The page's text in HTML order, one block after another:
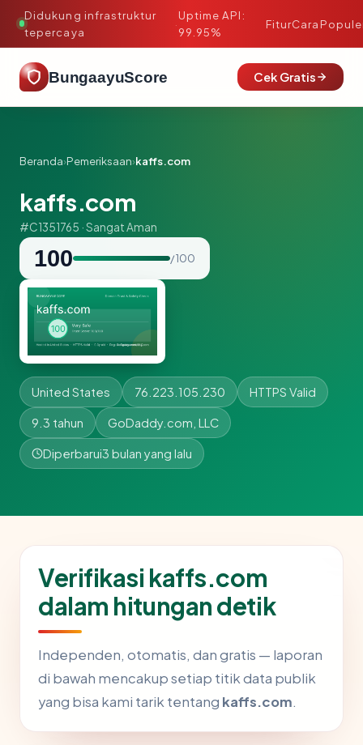
Didukung infrastruktur
tepercaya
·
Uptime API:
99.95%
FiturCara
BungaayuScore Cek Gratis
Beranda›Pemeriksaan›kaffs.com
kaffs.com
#C1351765 · Sangat Aman
100 / 100
United States 76.223.105.230 HTTPS Valid
9.3 tahun GoDaddy.com, LLC
Diperbarui3 bulan yang lalu
Verifikasi kaffs.com
dalam hitungan detik
Independen, otomatis, dan gratis — laporan
di bawah mencakup setiap titik data publik
yang bisa kami tarik tentang kaffs.com.